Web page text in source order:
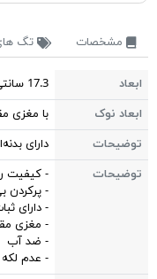
مشخصات تگ
ابعاد
17.3 سانتی متر
ابعاد نوک
با مغزی مقاوم ۳/
توضیحات
دارای
توضیحات
- کیفیت
- پرکردن
- دارای
- مغزی
- ضد آب
- عدم